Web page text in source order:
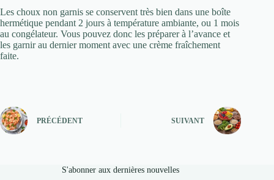
Les choux non garnis se conservent très bien dans une boîte
hermétique pendant 2 jours à température ambiante, ou 1 mois
au congélateur. Vous pouvez donc les préparer à l’avance et
les garnir au dernier moment avec une crème fraîchement
faite.
PRÉCÉDENT SUIVANT
S'abonner aux dernières nouvelles